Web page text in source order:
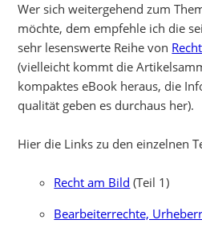
Wer sich weitergehend zum
möchte, dem empfehle ich die
sehr lesenswerte Reihe von
(vielleicht kommt die
kompaktes eBook heraus, die
qualität geben es durchaus her).
Hier die Links zu den einzelnen
Recht am Bild (Teil 1)
Bearbeiterrechte,